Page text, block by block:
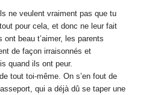
ne veulent vraiment pas que tu
pour cela, et donc ne leur fait
beau t’aimer, les parents
de façon irraisonnés et
quand ils ont peur.
tout toi-même. On s’en fout de
qui a déjà dû se taper une